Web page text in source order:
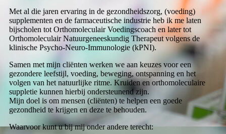
Met al die jaren ervaring in de gezondheidszorg, (voeding)
supplementen en de farmaceutische industrie heb ik me laten
bijscholen tot Orthomoleculair Voedingscoach en later tot
Orthomoleculair Natuurgeneeskundig Therapeut volgens de
klinische Psycho-Neuro-Immunologie (kPNI).
Samen met mijn cliënten werken we aan keuzes voor een
gezondere leefstijl, voeding, beweging, ontspanning en het
volgen van het natuurlijke ritme. Kruiden en orthomoleculaire
suppletie kunnen hierbij ondersteunend zijn.
Mijn doel is om mensen (cliënten) te helpen een goede
gezondheid te krijgen en deze te behouden.
Waarvoor kunt u bij mij onder andere terecht: